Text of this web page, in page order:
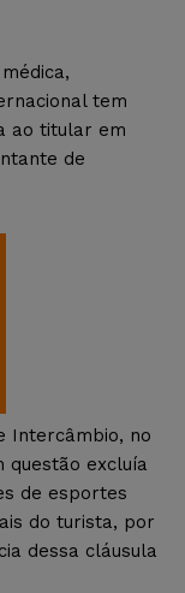
tem
ao titular em
de
Intercâmbio, no
questão excluía
de esportes
do turista, por
dessa cláusula